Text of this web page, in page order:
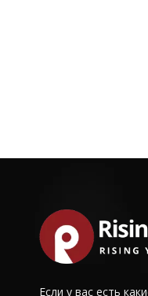
Если у вас есть